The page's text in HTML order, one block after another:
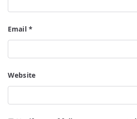
Email *
Website